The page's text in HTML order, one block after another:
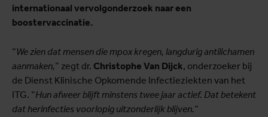
internationaal vervolgonderzoek naar een
boostervaccinatie.
“We zien dat mensen die mpox kregen, langdurig antilichamen
aanmaken,” zegt dr. Christophe Van Dijck, onderzoeker bij
de Dienst Klinische Opkomende Infectieziekten van het
ITG. “Hun afweer blijft minstens twee jaar actief. Dat betekent
dat herinfecties voorlopig uitzonderlijk blijven.”